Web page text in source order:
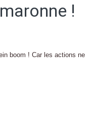
!
boom ! Car les actions ne